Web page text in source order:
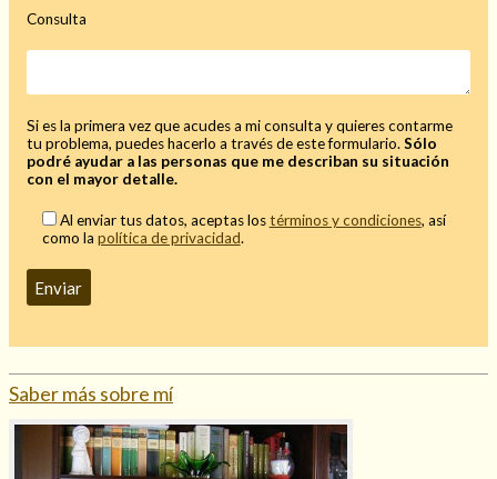
Consulta
Si es la primera vez que acudes a mi consulta y quieres contarme
tu problema, puedes hacerlo a través de este formulario.Sólo
podré ayudar a las personas que me describan su situación
con el mayor detalle.
Al enviar tus datos, aceptas lostérminos y condiciones, así
como la política de privacidad.
Saber más sobre mí